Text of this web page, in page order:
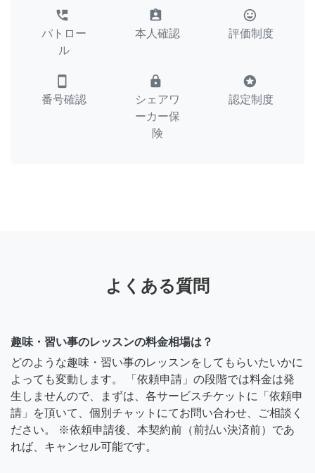
perm_phone_msg
パトロー
ル
assignment_ind
本人確認
tag_faces
評価制度
smartphone
番号確認
lock
シェアワ
ーカー保
険
stars
認定制度
よくある質問
趣味・習い事のレッスンの料金相場は？
どのような趣味・習い事のレッスンをしてもらいたいかに
よっても変動します。 「依頼申請」の段階では料金は発
生しませんので、まずは、各サービスチケットに「依頼申
請」を頂いて、個別チャットにてお問い合わせ、ご相談く
ださい。 ※依頼申請後、本契約前（前払い決済前）であ
れば、キャンセル可能です。